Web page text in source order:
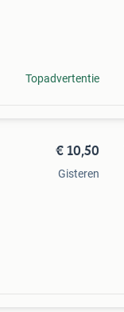
Topadvertentie
€ 10,50
Gisteren